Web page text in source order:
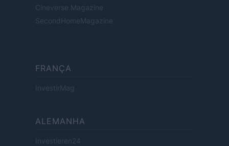
Cineverse Magazine
SecondHomeMagazine
FRANÇA
InvestirMag
ALEMANHA
Investieren24